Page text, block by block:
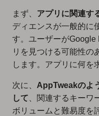
まず、 アプリに関連す
ディエンスが一般的に
す。ユーザーが
リを見つける可能性の
します。アプリに何を
次に、 AppTweakのよ
して 、関連するキー
ボリュームと難易度を